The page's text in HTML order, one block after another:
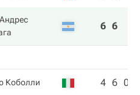
6 6
Коболли 4 6 0